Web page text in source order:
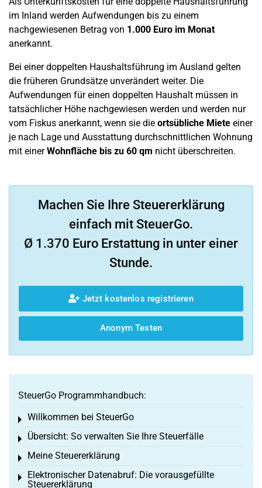
im Inland werden Aufwendungen bis zu einem
nachgewiesenen Betrag von 1.000 Euro im Monat
anerkannt.
Bei einer doppelten Haushaltsführung im Ausland gelten
die früheren Grundsätze unverändert weiter. Die
Aufwendungen für einen doppelten Haushalt müssen in
tatsächlicher Höhe nachgewiesen werden und werden nur
vom Fiskus anerkannt, wenn sie die ortsübliche Miete einer
je nach Lage und Ausstattung durchschnittlichen Wohnung
mit einerWohnfläche bis zu 60 qm nicht überschreiten.
Machen Sie Ihre Steuererklärung
einfach mit SteuerGo.
Ø 1.370 Euro Erstattung in unter einer
Stunde.
Jetzt kostenlos registrieren
Anonym Testen
SteuerGo Programmhandbuch:
Willkommen bei SteuerGo
Toggle menu
Übersicht: So verwalten Sie Ihre Steuerfälle
Toggle menu
Meine Steuererklärung
Toggle menu
Elektronischer Datenabruf: Die vorausgefüllte
Steuererklärung
Toggle menu